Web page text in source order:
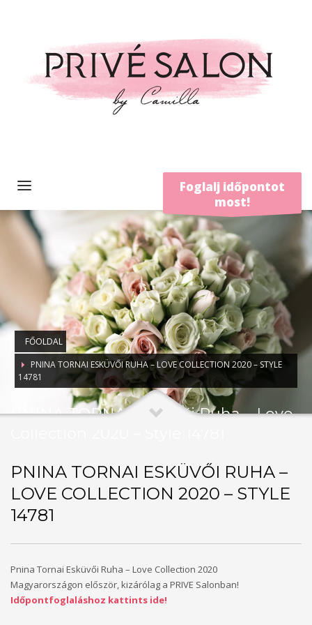
Foglalj időpontot
most!
FŐOLDAL
PNINA TORNAI ESKÜVŐI RUHA – LOVE COLLECTION 2020 – STYLE
14781
PNINA TORNAI Esküvői Ruha – Love
PNINA TORNAI ESKÜVŐI RUHA –
LOVE COLLECTION 2020 – STYLE
14781
Pnina Tornai Esküvői Ruha – Love Collection 2020
Magyarországon először, kizárólag a PRIVE Salonban!
Időpontfoglaláshoz kattints ide!